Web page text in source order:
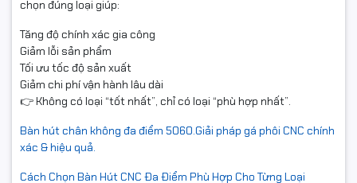
chọn đúng loại giúp:
Tăng độ chính xác gia công
Giảm lỗi sản phẩm
Tối ưu tốc độ sản xuất
Giảm chi phí vận hành lâu dài
👉 Không có loại “tốt nhất”, chỉ có loại “phù hợp nhất”.
Bàn hút chân không đa điểm 5060.Giải pháp gá phôi CNC chính
xác & hiệu quả.
Cách Chọn Bàn Hút CNC Đa Điểm Phù Hợp Cho Từng Loại